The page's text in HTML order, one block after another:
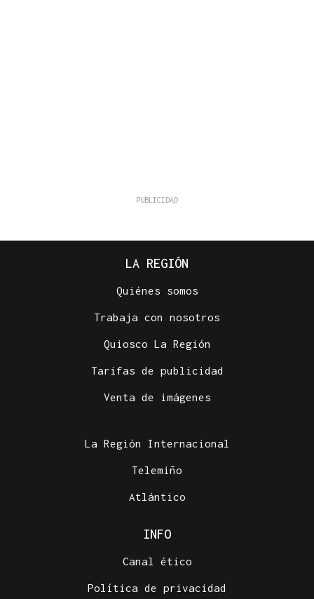
LA REGIÓN
Quiénes somos
Trabaja con nosotros
Quiosco La Región
Tarifas de publicidad
Venta de imágenes
La Región Internacional
Telemiño
Atlántico
INFO
Canal ético
Política de privacidad